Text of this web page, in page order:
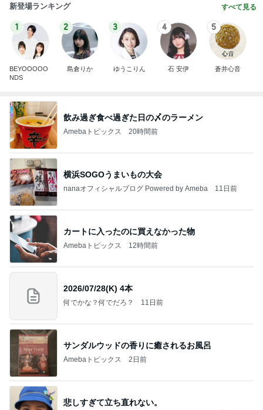
新登場ランキング すべて見る
1
BEYOOOOO
NDS
2
島倉りか
3
ゆうこりん
4
石 安伊
5
蒼井心音
飲み過ぎ食べ過ぎた日の〆のラーメン
Amebaトピックス 20時間前
横浜SOGOうまいもの大会
nanaオフィシャルブログ Powered by Ameba 11日前
カートに入ったのに買えなかった物
Amebaトピックス 12時間前
2026/07/28(K) 4本
何でかな？何でだろ？ 11日前
サンダルウッドの香りに癒されるお風呂
Amebaトピックス 2日前
悲しすぎて立ち直れない。